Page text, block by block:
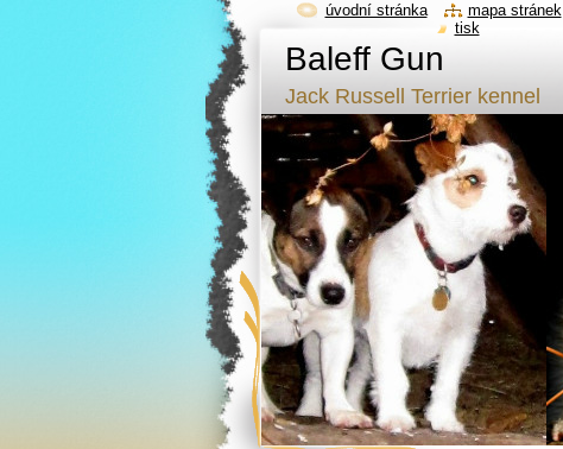
Baleff Gun
Jack Russell Terrier kennel
úvodní stránka mapa stránek
tisk